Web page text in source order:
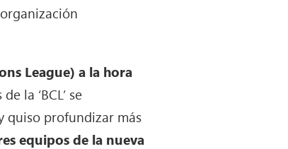
League) a la hora
la ‘BCL’ se
quiso profundizar más
equipos de la nueva